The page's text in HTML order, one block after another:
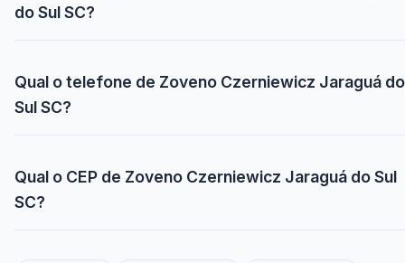
do Sul SC?
Qual o telefone de Zoveno Czerniewicz Jaraguá do
Sul SC?
Qual o CEP de Zoveno Czerniewicz Jaraguá do Sul
SC?